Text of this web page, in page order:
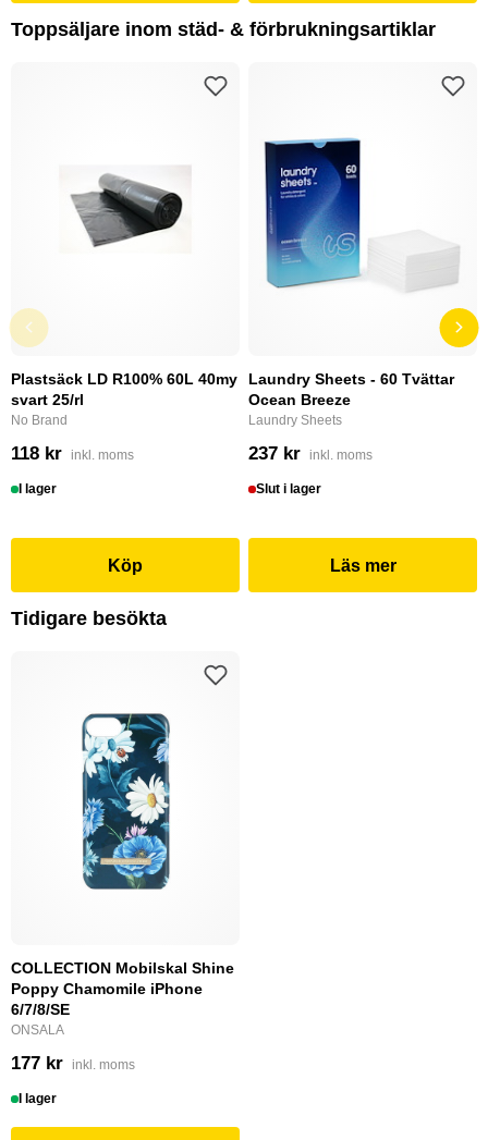
Toppsäljare inom städ- & förbrukningsartiklar
Plastsäck LD R100% 60L 40my
svart 25/rl
No Brand
118 kr inkl. moms
I lager
Köp
Laundry Sheets - 60 Tvättar
Ocean Breeze
Laundry Sheets
237 kr inkl. moms
Slut i lager
Läs mer
Tidigare besökta
COLLECTION Mobilskal Shine
Poppy Chamomile iPhone
6/7/8/SE
ONSALA
177 kr inkl. moms
I lager